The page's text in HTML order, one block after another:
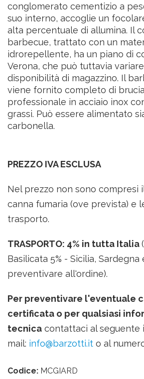
conglomerato cementizio a
suo interno, accoglie un
alta percentuale di allumina. Il
barbecue, trattato con un
idrorepellente, ha un piano di
Verona, che può tuttavia
disponibilità di magazzino. Il
viene fornito completo di
professionale in acciaio inox
grassi. Può essere alimentato
carbonella.
PREZZO IVA ESCLUSA
Nel prezzo non sono compresi
canna fumaria (ove prevista) e
trasporto.
TRASPORTO: 4% in tutta Italia
Basilicata 5% - Sicilia, Sardegna
preventivare all'ordine).
Per preventivare l'eventuale
certificata o per qualsiasi
tecnica contattaci al seguente
mail: info@barzotti.it o al
Codice: MCGIARD